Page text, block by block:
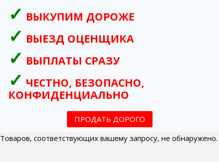
ВЫКУПИМ ДОРОЖЕ
ВЫЕЗД ОЦЕНЩИКА
ВЫПЛАТЫ СРАЗУ
ЧЕСТНО, БЕЗОПАСНО,
КОНФИДЕНЦИАЛЬНО
ПРОДАТЬ ДОРОГО
Товаров, соответствующих вашему запросу, не обнаружено.